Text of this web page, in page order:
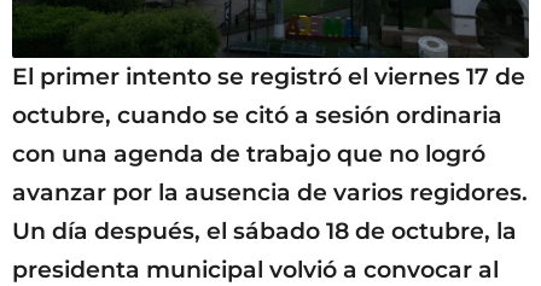
El primer intento se registró el viernes 17 de
octubre, cuando se citó a sesión ordinaria
con una agenda de trabajo que no logró
avanzar por la ausencia de varios regidores.
Un día después, el sábado 18 de octubre, la
presidenta municipal volvió a convocar al